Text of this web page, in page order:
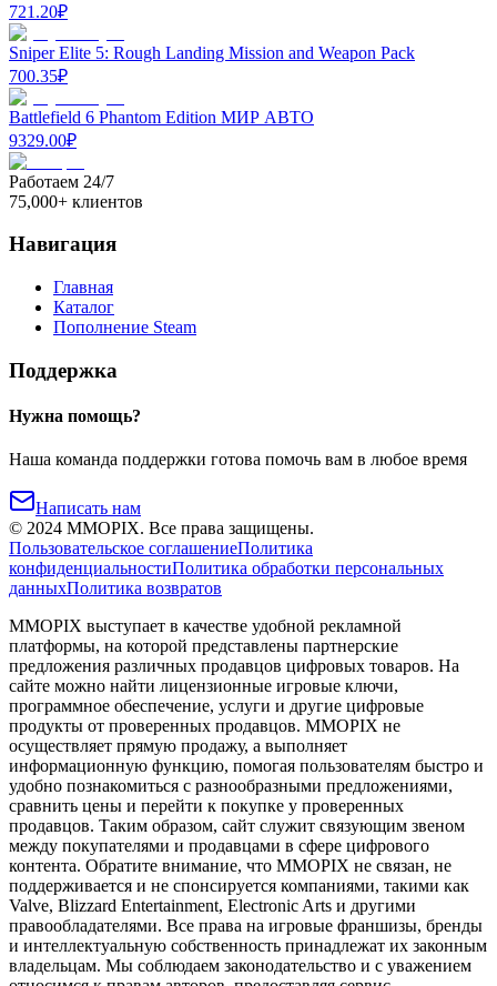
721.20₽
Sniper Elite 5: Rough Landing Mission and Weapon Pack
700.35₽
Battlefield 6 Phantom Edition МИР АВТО
9329.00₽
Работаем 24/7
75,000+ клиентов
Навигация
Главная
Каталог
Пополнение Steam
Поддержка
Нужна помощь?
Наша команда поддержки готова помочь вам в любое время
Написать нам
© 2024 MMOPIX. Все права защищены.
Пользовательское соглашениеПолитика
конфиденциальностиПолитика обработки персональных
данныхПолитика возвратов
MMOPIX выступает в качестве удобной рекламной
платформы, на которой представлены партнерские
предложения различных продавцов цифровых товаров. На
сайте можно найти лицензионные игровые ключи,
программное обеспечение, услуги и другие цифровые
продукты от проверенных продавцов. MMOPIX не
осуществляет прямую продажу, а выполняет
информационную функцию, помогая пользователям быстро и
удобно познакомиться с разнообразными предложениями,
сравнить цены и перейти к покупке у проверенных
продавцов. Таким образом, сайт служит связующим звеном
между покупателями и продавцами в сфере цифрового
контента. Обратите внимание, что MMOPIX не связан, не
поддерживается и не спонсируется компаниями, такими как
Valve, Blizzard Entertainment, Electronic Arts и другими
правообладателями. Все права на игровые франшизы, бренды
и интеллектуальную собственность принадлежат их законным
владельцам. Мы соблюдаем законодательство и с уважением